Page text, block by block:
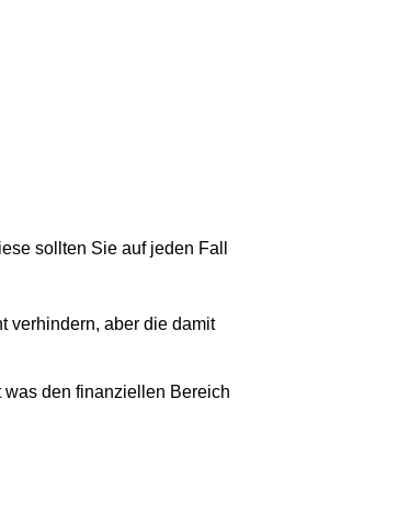
sollten Sie auf jeden Fall
verhindern, aber die damit
was den finanziellen Bereich